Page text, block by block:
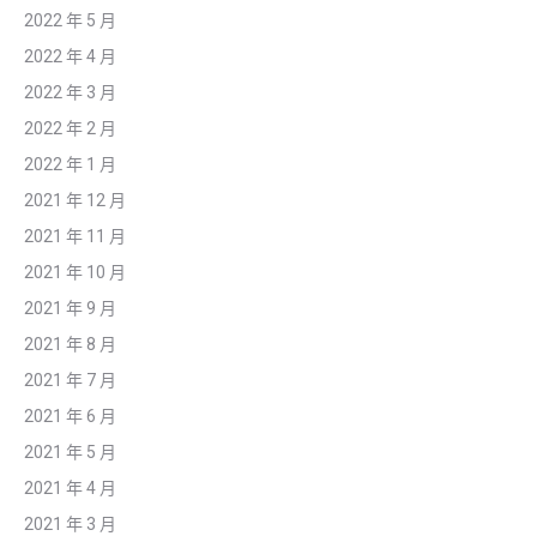
2022 年 5 月
2022 年 4 月
2022 年 3 月
2022 年 2 月
2022 年 1 月
2021 年 12 月
2021 年 11 月
2021 年 10 月
2021 年 9 月
2021 年 8 月
2021 年 7 月
2021 年 6 月
2021 年 5 月
2021 年 4 月
2021 年 3 月